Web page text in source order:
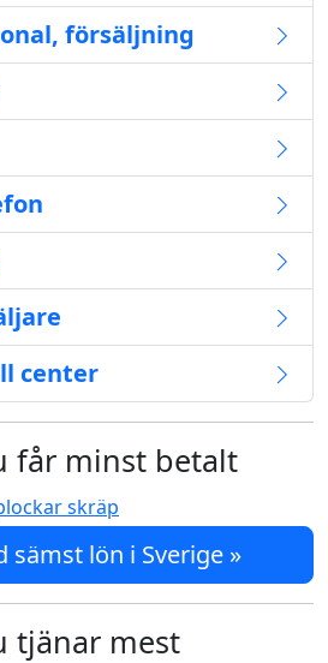
försäljning
center
får minst betalt
sämst lön i Sverige »
tjänar mest